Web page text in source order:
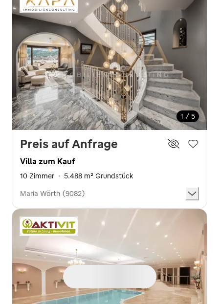
1 / 5
Preis auf Anfrage
Villa zum Kauf
10 Zimmer · 5.488 m² Grundstück
Maria Wörth (9082)